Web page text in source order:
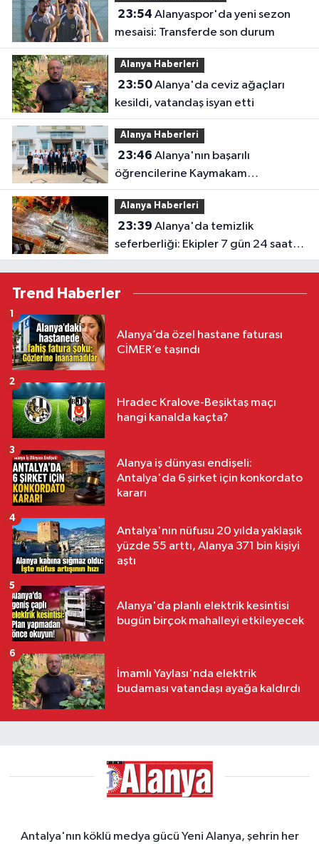
23:54
mesaisi: Transferde son durum
Alanya Haberleri
23:50Alanya'da ceviz ağaçları
kesildi, vatandaş isyan etti
Alanya Haberleri
23:46
öğrencilerine Kaymakam
Öztürk'ten tebrik
Alanya Haberleri
23:39
seferberliği: Ekipler 7 gün 24 saat
sahada
Trend Haberler
Alanya’da özel hastane faturası
CİMER’e taşındı
1
Hradec Kralove-Beşiktaş maçı
hangi kanalda kaçta?
2
Alanya iş dünyası endişeli:
Antalya'da 6 şirket için konkordato
kararı
3
Antalya'nın nüfusu 20 yılda yaklaşık
yüzde 55 arttı, Alanya 371 bin kişiyi
aştı
4
Alanya'da planlı elektrik kesintisi
bugün birçok mahalleyi etkileyecek
5
İmamlı Yaylası'nda elektrik
budaması vatandaşı ayağa kaldırdı
6
Antalya'nın köklü medya gücü Yeni Alanya, şehrin her